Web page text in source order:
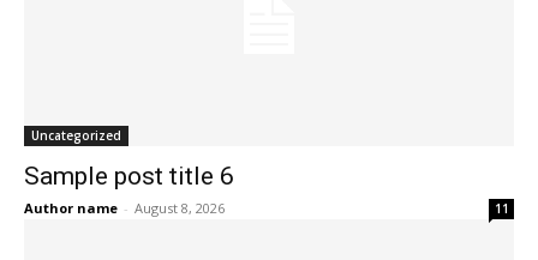
Uncategorized
Sample post title 6
Author name - August 8, 2026 11